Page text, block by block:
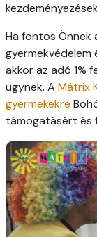
Ha fontos Önnek
gyermekvédelem
akkor az adó 1%
ügynek. A Mátrix
gyermekekre
támogatásért és